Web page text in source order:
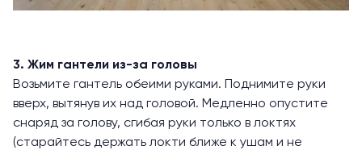
3. Жим гантели из-за головы
Возьмите гантель обеими руками. Поднимите руки
вверх, вытянув их над головой. Медленно опустите
снаряд за голову, сгибая руки только в локтях
(старайтесь держать локти ближе к ушам и не